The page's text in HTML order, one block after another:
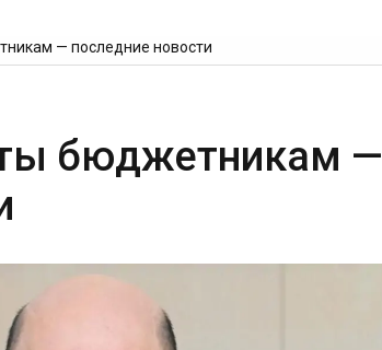
— последние новости
бюджетникам —